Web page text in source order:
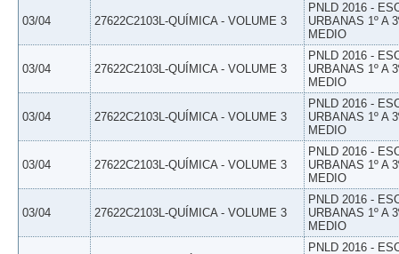
03/04 27622C2103L-QUÍMICA - VOLUME 3
PNLD 2016 -
URBANAS 1º A
MEDIO
03/04 27622C2103L-QUÍMICA - VOLUME 3
PNLD 2016 -
URBANAS 1º A
MEDIO
03/04 27622C2103L-QUÍMICA - VOLUME 3
PNLD 2016 -
URBANAS 1º A
MEDIO
03/04 27622C2103L-QUÍMICA - VOLUME 3
PNLD 2016 -
URBANAS 1º A
MEDIO
03/04 27622C2103L-QUÍMICA - VOLUME 3
PNLD 2016 -
URBANAS 1º A
MEDIO
PNLD 2016 -